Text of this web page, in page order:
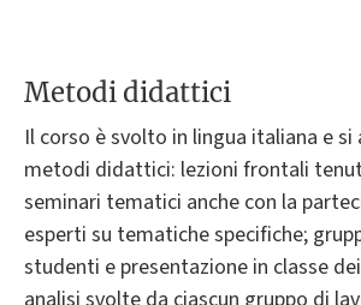
Metodi didattici
Il corso è svolto in lingua italiana e si
metodi didattici: lezioni frontali
seminari tematici anche con la
esperti su tematiche specifiche;
studenti e presentazione in classe
analisi svolte da ciascun gruppo di